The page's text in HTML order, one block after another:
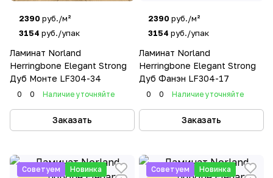
2390 руб./м²
3154 руб./упак
Ламинат Norland
Herringbone Elegant Strong
Дуб Монте LF304-34
0 0 Наличие уточняйте
Заказать
2390 руб./м²
3154 руб./упак
Ламинат Norland
Herringbone Elegant Strong
Дуб Фанэн LF304-17
0 0 Наличие уточняйте
Заказать
Советуем
Новинка
Советуем
Новинка